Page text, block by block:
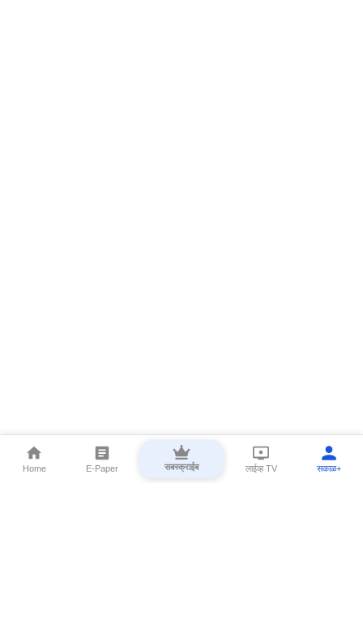
Home E-Paper सबस्क्राईब लाईव्ह TV सकाळ+